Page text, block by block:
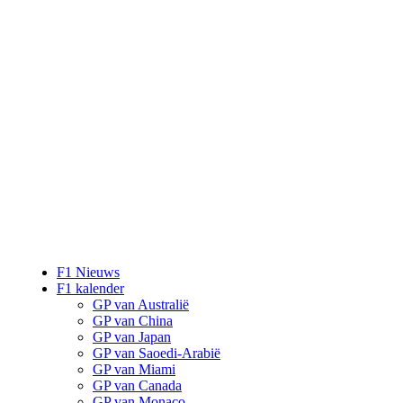
F1 Nieuws
F1 kalender
GP van Australië
GP van China
GP van Japan
GP van Saoedi-Arabië
GP van Miami
GP van Canada